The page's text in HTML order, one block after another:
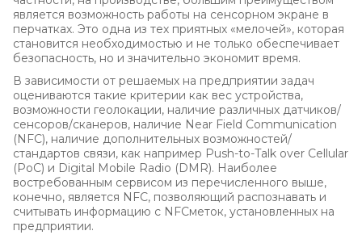
является возможность работы на сенсорном экране в
перчатках. Это одна из тех приятных «мелочей», которая
становится необходимостью и не только обеспечивает
безопасность, но и значительно экономит время.
В зависимости от решаемых на предприятии задач
оцениваются такие критерии как вес устройства,
возможности геолокации, наличие различных датчиков/
сенсоров/сканеров, наличие Near Field Communication
(NFC), наличие дополнительных возможностей/
стандартов связи, как например Push-to-Talk over Cellular
(PoC) и Digital Mobile Radio (DMR). Наиболее
востребованным сервисом из перечисленного выше,
конечно, является NFC, позволяющий распознавать и
считывать информацию с NFCметок, установленных на
предприятии.